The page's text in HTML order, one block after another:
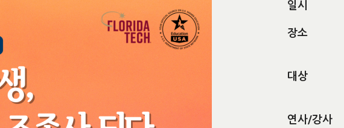
일시
장소
대상
연사/강사